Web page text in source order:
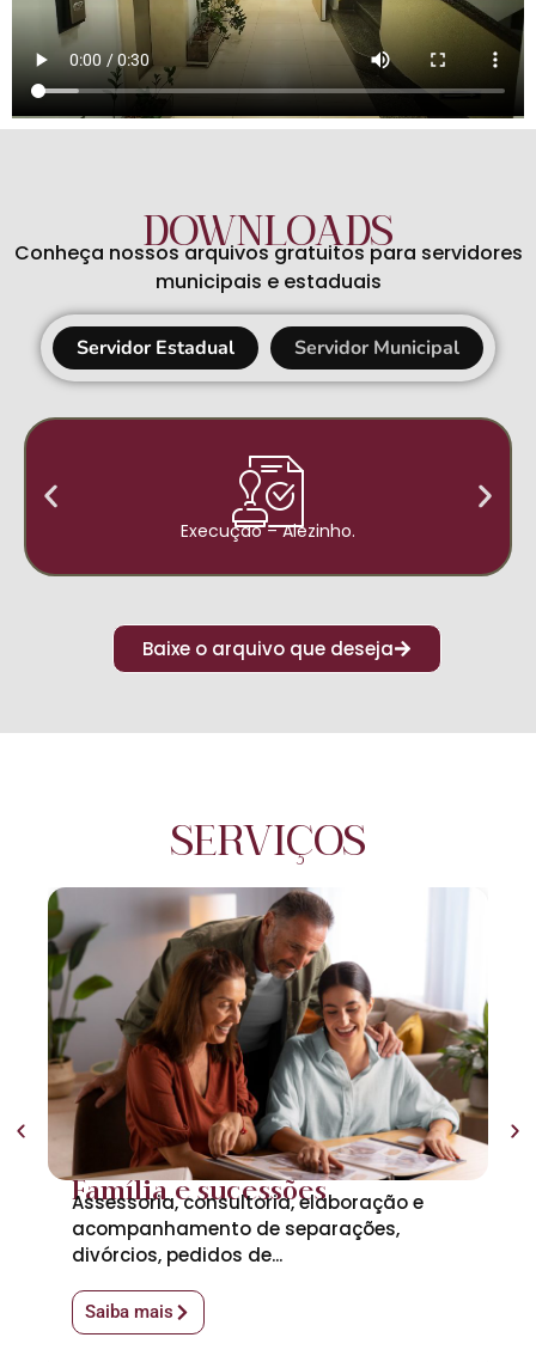
DOWNLOADS
Conheça nossos arquivos gratuitos para servidores
municipais e estaduais
Servidor Estadual Servidor Municipal
Execução – Alezinho.
Baixe o arquivo que deseja
SERVIÇOS
Família e sucessões
Assessoria, consultoria, elaboração e
acompanhamento de separações,
divórcios, pedidos de...
Saiba mais